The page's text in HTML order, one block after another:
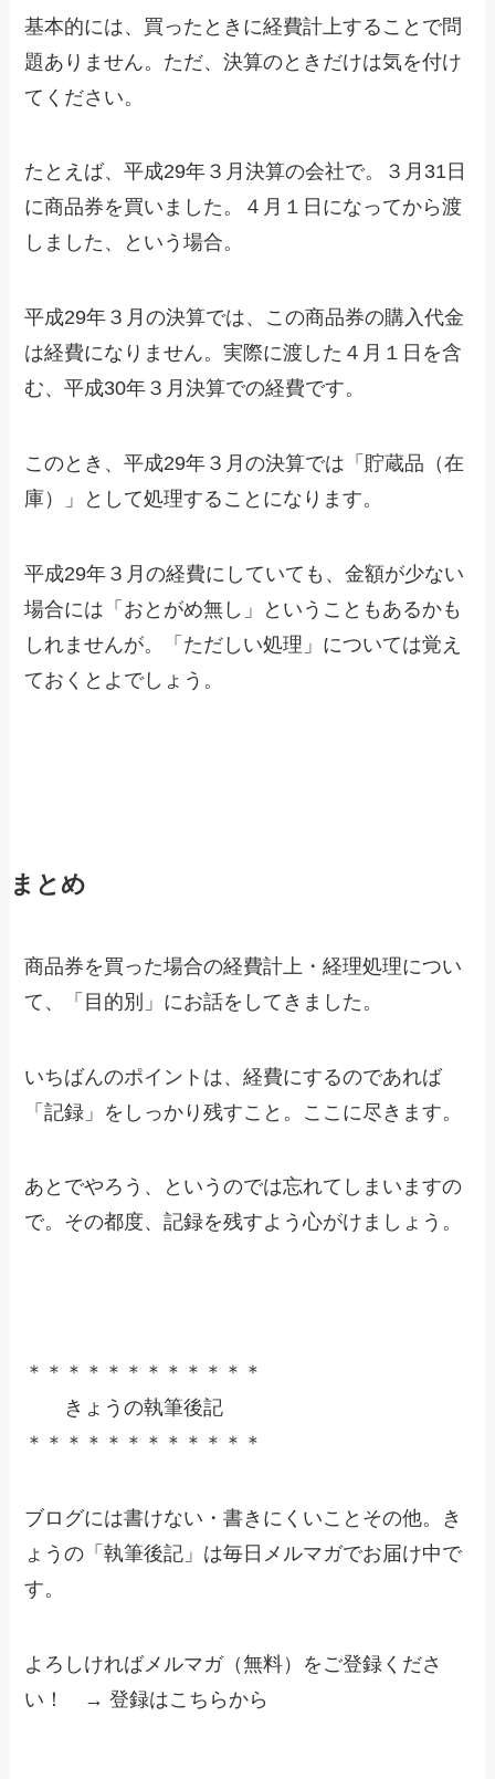
基本的には、買ったときに経費計上することで問
題ありません。ただ、決算のときだけは気を付け
てください。
たとえば、平成29年３月決算の会社で。３月31日
に商品券を買いました。４月１日になってから渡
しました、という場合。
平成29年３月の決算では、この商品券の購入代金
は経費になりません。実際に渡した４月１日を含
む、平成30年３月決算での経費です。
このとき、平成29年３月の決算では「貯蔵品（在
庫）」として処理することになります。
平成29年３月の経費にしていても、金額が少ない
場合には「おとがめ無し」ということもあるかも
しれませんが。「ただしい処理」については覚え
ておくとよでしょう。
まとめ
商品券を買った場合の経費計上・経理処理につい
て、「目的別」にお話をしてきました。
いちばんのポイントは、経費にするのであれば
「記録」をしっかり残すこと。ここに尽きます。
あとでやろう、というのでは忘れてしまいますの
で。その都度、記録を残すよう心がけましょう。
＊＊＊＊＊＊＊＊＊＊＊＊
きょうの執筆後記
＊＊＊＊＊＊＊＊＊＊＊＊
ブログには書けない・書きにくいことその他。き
ょうの「執筆後記」は毎日メルマガでお届け中で
す。
よろしければメルマガ（無料）をご登録くださ
い！ → 登録はこちらから